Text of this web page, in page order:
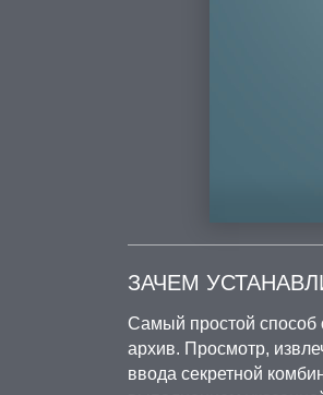
ЗАЧЕМ
Самый простой способ
архив. Просмотр,
ввода секретной